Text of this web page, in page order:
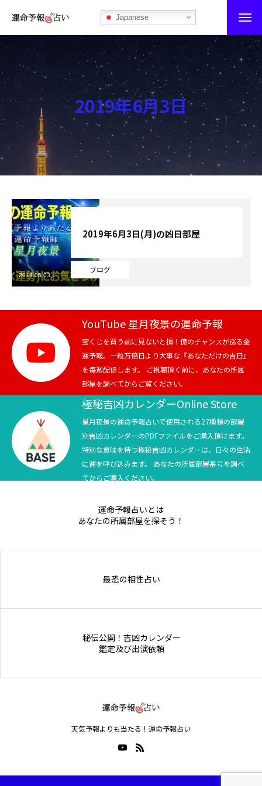
Japanese
運命予報占い
運命予報占いとは
あなたの所属部屋を探そう！
最恐の相性占い
秘伝公開！吉凶カレンダー
記事カテゴリー
ブログ
お知らせ
芸能界
テニス
スポーツ
競馬
テニス四大大会・五輪
テニス四大大会・五輪
2019年6月3日
ブログ
2019年6月3日(月)の凶日部屋
2019.06.03
YouTube 星月夜景の運命予報
宝くじを買う前に見ないと損！億のチャンスが巡る金
運予報。一粒万倍日より大事な『あなただけの吉日』
を毎週配信します。 ご視聴頂く前に、あなたの所属
部屋を調べてからご覧ください。
極秘吉凶カレンダーOnline Store
星月夜景の運命予報占いで使用される27種類の部屋
別吉凶カレンダーのPDFファイルをご購入頂けます。
特別な意味を持つ極秘吉凶カレンダーは、日々の生活
に運を呼び込みます。 あなたの所属部屋番号を調べ
てからご購入ください。
運命予報占いとは
あなたの所属部屋を探そう！
最恐の相性占い
秘伝公開！吉凶カレンダー
鑑定及び出演依頼
天気予報よりも当たる！運命予報占い